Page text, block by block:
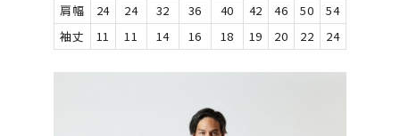
肩幅
24 24 32 36 40 42 46 50
54
袖丈
11 11 14 16 18 19 20 22 24